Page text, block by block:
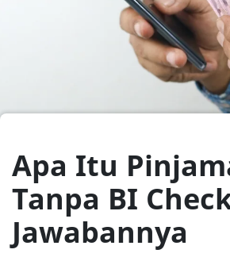
Apa Itu
Tanpa BI
Jawabannya